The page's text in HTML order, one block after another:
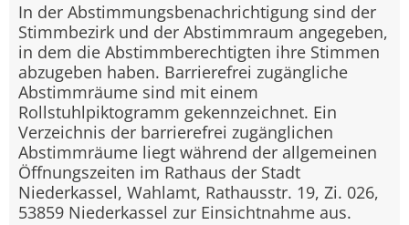
In der Abstimmungsbenachrichtigung sind der
Stimmbezirk und der Abstimmraum angegeben,
in dem die Abstimmberechtigten ihre Stimmen
abzugeben haben. Barrierefrei zugängliche
Abstimmräume sind mit einem
Rollstuhlpiktogramm gekennzeichnet. Ein
Verzeichnis der barrierefrei zugänglichen
Abstimmräume liegt während der allgemeinen
Öffnungszeiten im Rathaus der Stadt
Niederkassel, Wahlamt, Rathausstr. 19, Zi. 026,
53859 Niederkassel zur Einsichtnahme aus.